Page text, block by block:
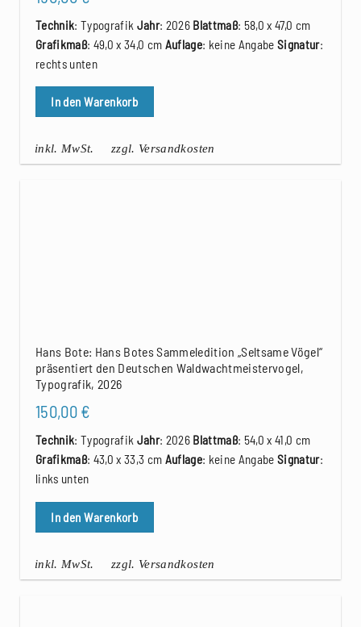
Technik: Typografik Jahr: 2026 Blattmaß: 58,0 x 47,0 cm
Grafikmaß: 49,0 x 34,0 cm Auflage: keine AngabeSignatur:
rechts unten
In den Warenkorb
inkl. MwSt. zzgl. Versandkosten
Hans Bote: Hans Botes Sammeledition „Seltsame Vögel“
präsentiert den Deutschen Waldwachtmeistervogel,
Typografik, 2026
150,00 €
Technik: Typografik Jahr: 2026 Blattmaß: 54,0 x 41,0 cm
Grafikmaß: 43,0 x 33,3 cm Auflage: keine AngabeSignatur:
links unten
In den Warenkorb
inkl. MwSt. zzgl. Versandkosten